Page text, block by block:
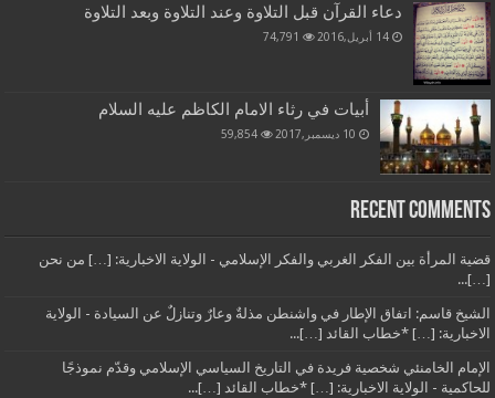
دعاء القرآن قبل التلاوة وعند التلاوة وبعد التلاوة
14 أبريل,2016 74,791
أبيات في رثاء الامام الكاظم عليه السلام
10 ديسمبر,2017 59,854
Recent Comments
قضية المرأة بين الفكر الغربي والفكر الإسلامي - الولاية الاخبارية: […] من نحن
[…]...
الشيخ قاسم: اتفاق الإطار في واشنطن مذلةٌ وعارٌ وتنازلٌ عن السيادة - الولاية
الاخبارية: […] *خطاب القائد […]...
الإمام الخامنئي شخصية فريدة في التاريخ السياسي الإسلامي وقدّم نموذجًا
للحاكمية - الولاية الاخبارية: […] *خطاب القائد […]...